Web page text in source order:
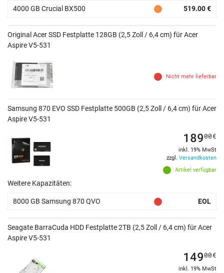
4000 GB Crucial BX500 519.00 €
Original Acer SSD Festplatte 128GB (2,5 Zoll / 6,4 cm) für Acer
Aspire V5-531
Nicht mehr lieferbar
Samsung 870 EVO SSD Festplatte 500GB (2,5 Zoll / 6,4 cm) für Acer
Aspire V5-531
Artikel verfügbar
18900€
inkl. 19% MwSt
zzgl. Versandkosten
Weitere Kapazitäten:
8000 GB Samsung 870 QVO EOL
Seagate BarraCuda HDD Festplatte 2TB (2,5 Zoll / 6,4 cm) für Acer
Aspire V5-531
14900€
inkl. 19% MwSt